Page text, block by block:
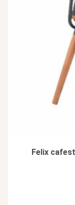
Felix